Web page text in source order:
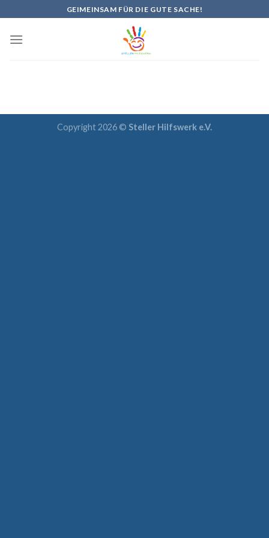
to
content
GEIMEINSAM FÜR DIE GUTE SACHE!
Copyright 2026 © Steller Hilfswerk e.V.